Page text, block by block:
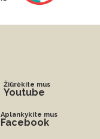
Žiūrėkite mus
Youtube
Aplankykite mus
Facebook